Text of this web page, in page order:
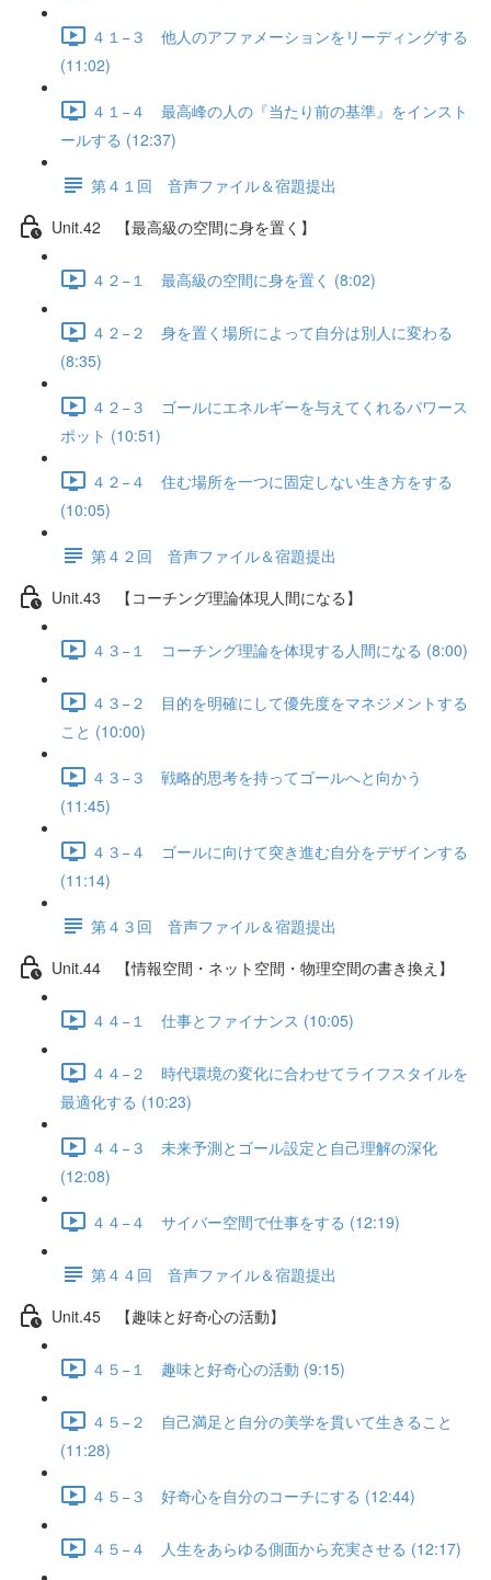
４１−３ 他人のアファメーションをリーディングする
(11:02)
４１−４ 最高峰の人の『当たり前の基準』をインスト
ールする (12:37)
第４１回 音声ファイル＆宿題提出
Unit.42 【最高級の空間に身を置く】
４２−１ 最高級の空間に身を置く (8:02)
４２−２ 身を置く場所によって自分は別人に変わる
(8:35)
４２−３ ゴールにエネルギーを与えてくれるパワース
ポット (10:51)
４２−４ 住む場所を一つに固定しない生き方をする
(10:05)
第４２回 音声ファイル＆宿題提出
Unit.43 【コーチング理論体現人間になる】
４３−１ コーチング理論を体現する人間になる (8:00)
４３−２ 目的を明確にして優先度をマネジメントする
こと (10:00)
４３−３ 戦略的思考を持ってゴールへと向かう
(11:45)
４３−４ ゴールに向けて突き進む自分をデザインする
(11:14)
第４３回 音声ファイル＆宿題提出
Unit.44 【情報空間・ネット空間・物理空間の書き換え】
４４−１ 仕事とファイナンス (10:05)
４４−２ 時代環境の変化に合わせてライフスタイルを
最適化する (10:23)
４４−３ 未来予測とゴール設定と自己理解の深化
(12:08)
４４−４ サイバー空間で仕事をする (12:19)
第４４回 音声ファイル＆宿題提出
Unit.45 【趣味と好奇心の活動】
４５−１ 趣味と好奇心の活動 (9:15)
４５−２ 自己満足と自分の美学を貫いて生きること
(11:28)
４５−３ 好奇心を自分のコーチにする (12:44)
４５−４ 人生をあらゆる側面から充実させる (12:17)